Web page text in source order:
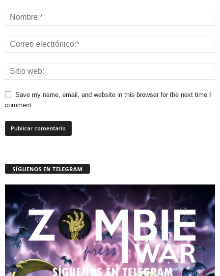
Save my name, email, and website in this browser for the next time I
comment.
SÍGUENOS EN TELEGRAM